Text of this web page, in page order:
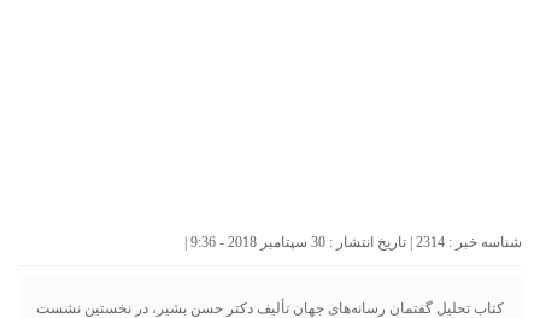
شناسه خبر : 2314 | تاریخ انتشار : 30 سپتامبر 2018 - 9:36 |
کتاب تحلیل گفتمان رسانه‌های جهان تألیف دکتر حسن بشیر، در نخستین نشست